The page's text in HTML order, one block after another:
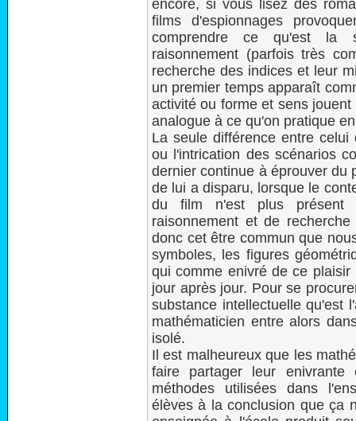
encore, si vous lisez des
films d'espionnages
comprendre ce qu'est la
raisonnement (parfois très
recherche des indices et leur
un premier temps apparaît
activité ou forme et sens
analogue à ce qu'on pratique
La seule différence entre
ou l'intrication des scénarios
dernier continue à éprouver du
de lui a disparu, lorsque le
du film n'est plus présent
raisonnement et de
donc cet être commun que
symboles, les figures
qui comme enivré de ce
jour après jour. Pour se
substance intellectuelle qu'est
mathématicien entre alors
isolé.
Il est malheureux que les
faire partager leur
méthodes utilisées dans
élèves à la conclusion que ça